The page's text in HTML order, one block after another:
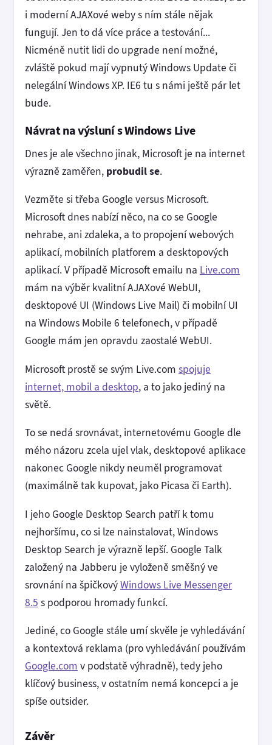
i moderní AJAXové weby s ním stále nějak
fungují. Jen to dá více práce a testování...
Nicméně nutit lidi do upgrade není možné,
zvláště pokud mají vypnutý Windows Update či
nelegální Windows XP. IE6 tu s námi ještě pár let
bude.
Návrat na výsluní s Windows Live
Dnes je ale všechno jinak, Microsoft je na internet
výrazně zaměřen, probudil se.
Vezměte si třeba Google versus Microsoft.
Microsoft dnes nabízí něco, na co se Google
nehrabe, ani zdaleka, a to propojení webových
aplikací, mobilních platforem a desktopových
aplikací. V případě Microsoft emailu na Live.com
mám na výběr kvalitní AJAXové WebUI,
desktopové UI (Windows Live Mail) či mobilní UI
na Windows Mobile 6 telefonech, v případě
Google mám jen opravdu zaostalé WebUI.
Microsoft prostě se svým Live.com spojuje
internet, mobil a desktop, a to jako jediný na
světě.
To se nedá srovnávat, internetovému Google dle
mého názoru zcela ujel vlak, desktopové aplikace
nakonec Google nikdy neuměl programovat
(maximálně tak kupovat, jako Picasa či Earth).
I jeho Google Desktop Search patří k tomu
nejhoršímu, co si lze nainstalovat, Windows
Desktop Search je výrazně lepší. Google Talk
založený na Jabberu je vyloženě směšný ve
srovnání na špičkovýWindows Live Messenger
8.5 s podporou hromady funkcí.
Jediné, co Google stále umí skvěle je vyhledávání
a kontextová reklama (pro vyhledávání používám
Google.com v podstatě výhradně), tedy jeho
klíčový business, v ostatním nemá koncepci a je
spíše outsider.
Závěr